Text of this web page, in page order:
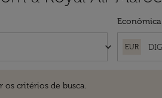
keyboard_arrow_down
Econômica
EUR
os critérios de busca.